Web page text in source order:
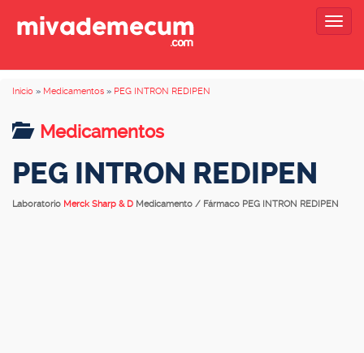
Inicio » Medicamentos » PEG INTRON REDIPEN
Medicamentos
PEG INTRON REDIPEN
Laboratorio Merck Sharp & D Medicamento / Fármaco PEG INTRON REDIPEN